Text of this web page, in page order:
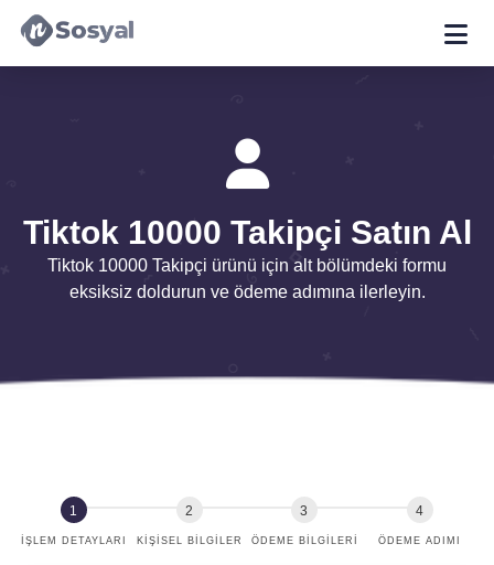
Tiktok 10000 Takipçi Satın Al
Tiktok 10000 Takipçi ürünü için alt bölümdeki formu
eksiksiz doldurun ve ödeme adımına ilerleyin.
İŞLEM DETAYLARI KIŞISEL BILGILER ÖDEME BILGILERI ÖDEME ADIMI